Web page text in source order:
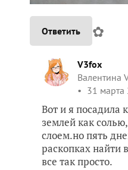
Ответить ✿
V3fox
Валентина
31
Вот и я посадила
землей как
слоем.но пять
раскопках найти
все так просто.